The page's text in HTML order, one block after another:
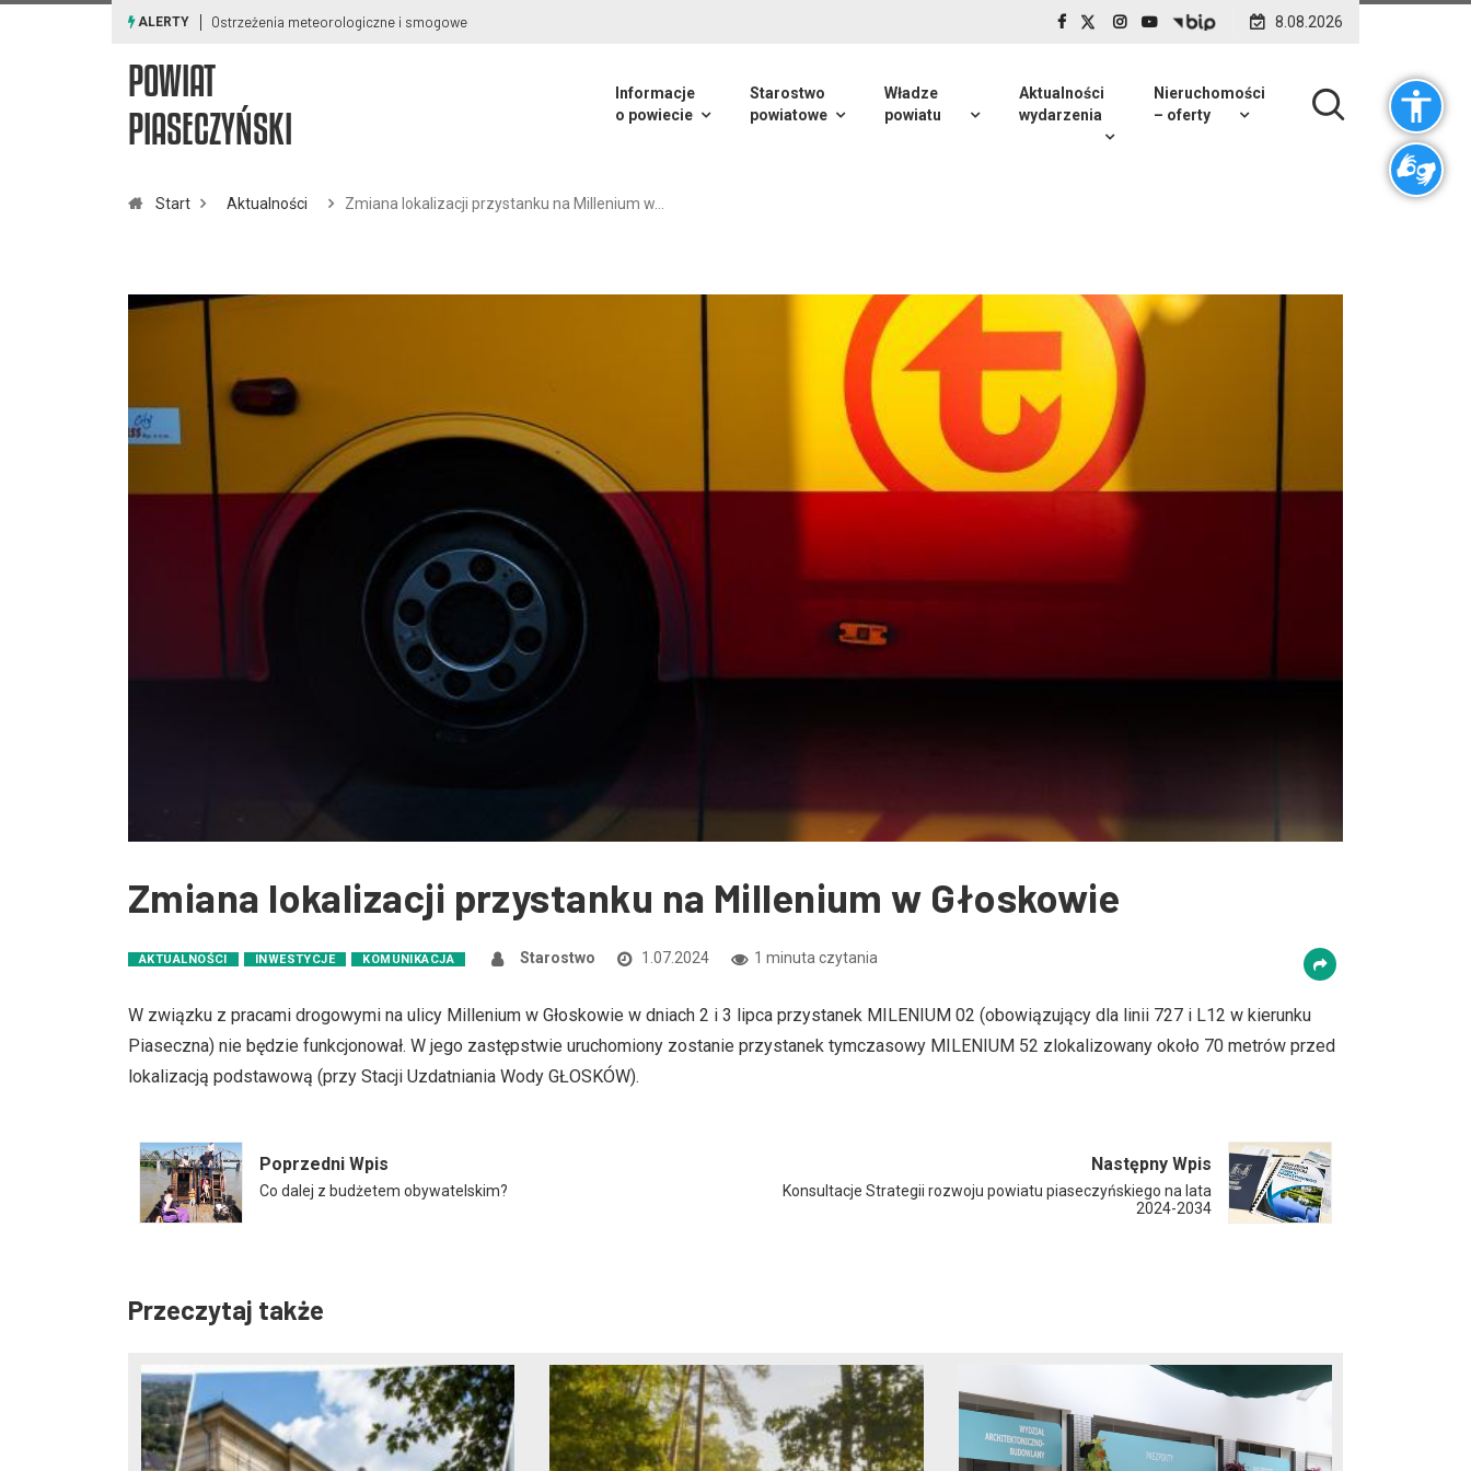
ALERTY Ostrzeżenia meteorologiczne i smogowe 8.08.2026
POWIAT
PIASECZYŃSKI
Informacje
o powiecie
Starostwo
powiatowe
Władze
powiatu
Aktualności
wydarzenia
Nieruchomości
– oferty
Start Aktualności Zmiana lokalizacji przystanku na Millenium w…
Zmiana lokalizacji przystanku na Millenium w Głoskowie
AKTUALNOŚCI INWESTYCJE KOMUNIKACJA Starostwo 1.07.2024 1 minuta czytania
W związku z pracami drogowymi na ulicy Millenium w Głoskowie w dniach 2 i 3 lipca przystanek MILENIUM 02 (obowiązujący dla linii 727 i L12 w kierunku
Piaseczna) nie będzie funkcjonował. W jego zastępstwie uruchomiony zostanie przystanek tymczasowy MILENIUM 52 zlokalizowany około 70 metrów przed
lokalizacją podstawową (przy Stacji Uzdatniania Wody GŁOSKÓW).
Poprzedni Wpis
Co dalej z budżetem obywatelskim?
Następny Wpis
Konsultacje Strategii rozwoju powiatu piaseczyńskiego na lata
2024-2034
Przeczytaj także